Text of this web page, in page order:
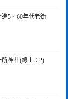
進5、60年代老街
所神社(線上：2)